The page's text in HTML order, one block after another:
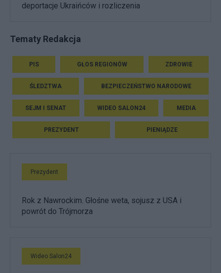
deportacje Ukraińców i rozliczenia
Tematy Redakcja
PIS GŁOS REGIONÓW ZDROWIE
ŚLEDZTWA BEZPIECZEŃSTWO NARODOWE
SEJM I SENAT WIDEO SALON24 MEDIA
PREZYDENT PIENIĄDZE
Prezydent
Rok z Nawrockim. Głośne weta, sojusz z USA i
powrót do Trójmorza
Wideo Salon24